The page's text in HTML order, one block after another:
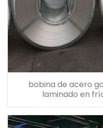
bobina de acero
laminado en